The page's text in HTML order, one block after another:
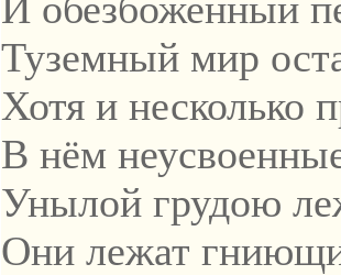
Туземный мир
Хотя и несколько
В нём
Унылой грудою
Они лежат